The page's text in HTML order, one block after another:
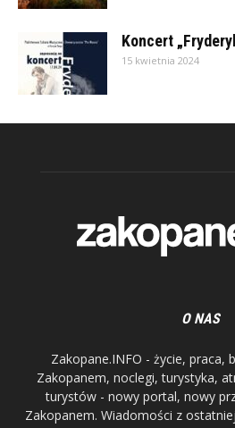
Koncert
15 kwietnia 2024
O NAS
Zakopane.INFO - życie, praca,
Zakopanem, noclegi, turystyka,
turystów - nowy portal, nowy
Zakopanem. Wiadomości z